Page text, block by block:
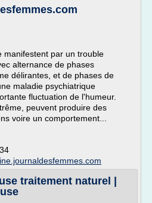
manifestent par un trouble
alternance de phases
délirantes, et de phases de
maladie psychiatrique
fluctuation de l'humeur.
peuvent produire des
voire un comportement...
traitement naturel |